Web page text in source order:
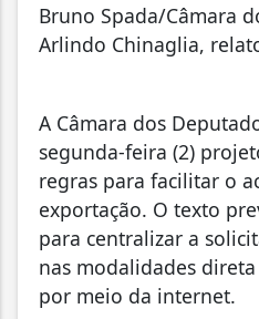
Bruno Spada/Câmara
Arlindo Chinaglia,
A Câmara dos
segunda-feira (2)
regras para facilitar o
exportação. O texto
para centralizar a
nas modalidades
por meio da internet.